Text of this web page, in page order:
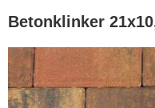
Betonklinker